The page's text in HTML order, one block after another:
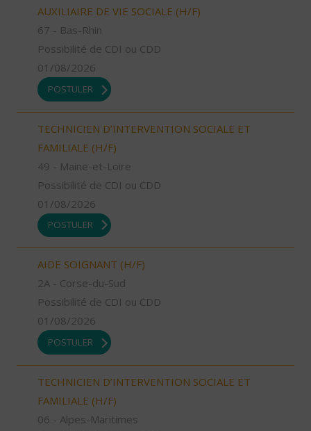
AUXILIAIRE DE VIE SOCIALE (H/F)
67 - Bas-Rhin
Possibilité de CDI ou CDD
01/08/2026
POSTULER
TECHNICIEN D’INTERVENTION SOCIALE ET
FAMILIALE (H/F)
49 - Maine-et-Loire
Possibilité de CDI ou CDD
01/08/2026
POSTULER
AIDE SOIGNANT (H/F)
2A - Corse-du-Sud
Possibilité de CDI ou CDD
01/08/2026
POSTULER
TECHNICIEN D’INTERVENTION SOCIALE ET
FAMILIALE (H/F)
06 - Alpes-Maritimes